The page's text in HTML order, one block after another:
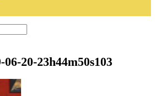
06-20-23h44m50s103